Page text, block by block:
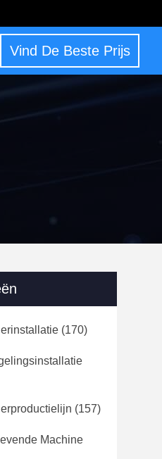
Vind De Beste Prijs
(170)
(157)
Machine